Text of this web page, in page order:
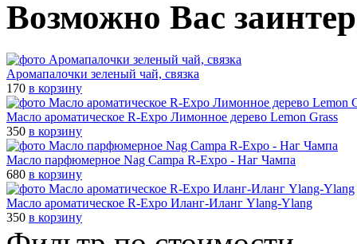
Возможно Вас
Аромапалочки зеленый чай, связка
170 в корзину
Масло ароматическое R-Expo Лимонное дерево Lemon Grass
350 в корзину
Масло парфюмерное Nag Campa R-Expo - Наг Чампа
680 в корзину
Масло ароматическое R-Expo Иланг-Иланг Ylang-Ylang
350 в корзину